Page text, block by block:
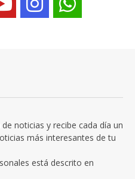
noticias y recibe cada día un
más interesantes de tu
está descrito en